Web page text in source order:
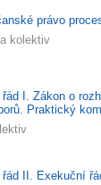
právo
kolektiv
I. Zákon o
Praktický
II. Exekuční